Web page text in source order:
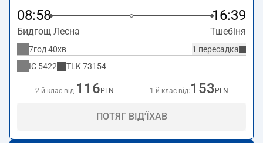
08:58 16:39
Бидгощ Лесна Тшебіня
1 пересадка
7год 40хв
IC 5422 TLK 73154
2-й клас від: 116 PLN 1-й клас від: 153 PLN
ПОТЯГ ВІД'ЇХАВ